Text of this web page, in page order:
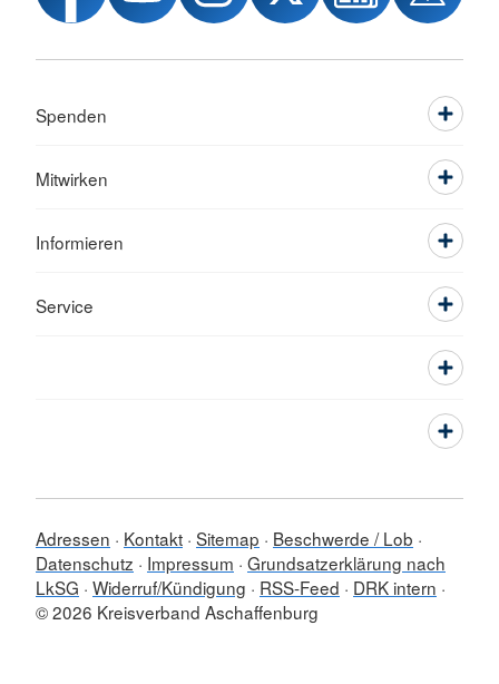
Spenden
Mitwirken
Informieren
Service
Adressen Kontakt Sitemap
Beschwerde / Lob
Datenschutz
Impressum Grundsatzerklärung nach
LkSG Widerruf/Kündigung RSS-Feed
DRK intern
© 2026 Kreisverband Aschaffenburg